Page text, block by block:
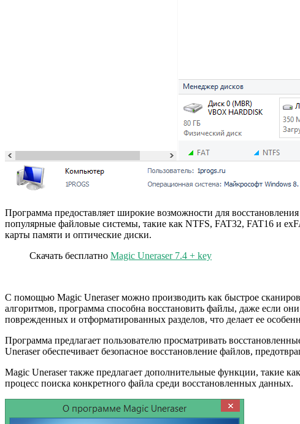
Программа предоставляет широкие возможности для
популярные файловые системы, такие как NTFS, FAT32, FAT16 и
карты памяти и оптические диски.
Скачать бесплатно Magic Uneraser 7.4 + key
С помощью Magic Uneraser можно производить как быстрое
алгоритмов, программа способна восстановить файлы, даже если
поврежденных и отформатированных разделов, что делает ее
Программа предлагает пользователю просматривать
Uneraser обеспечивает безопасное восстановление файлов,
Magic Uneraser также предлагает дополнительные функции, такие
процесс поиска конкретного файла среди восстановленных данных.